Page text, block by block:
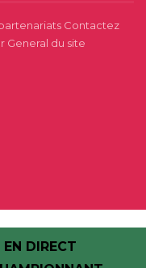
Contactez
General du site
DIRECT